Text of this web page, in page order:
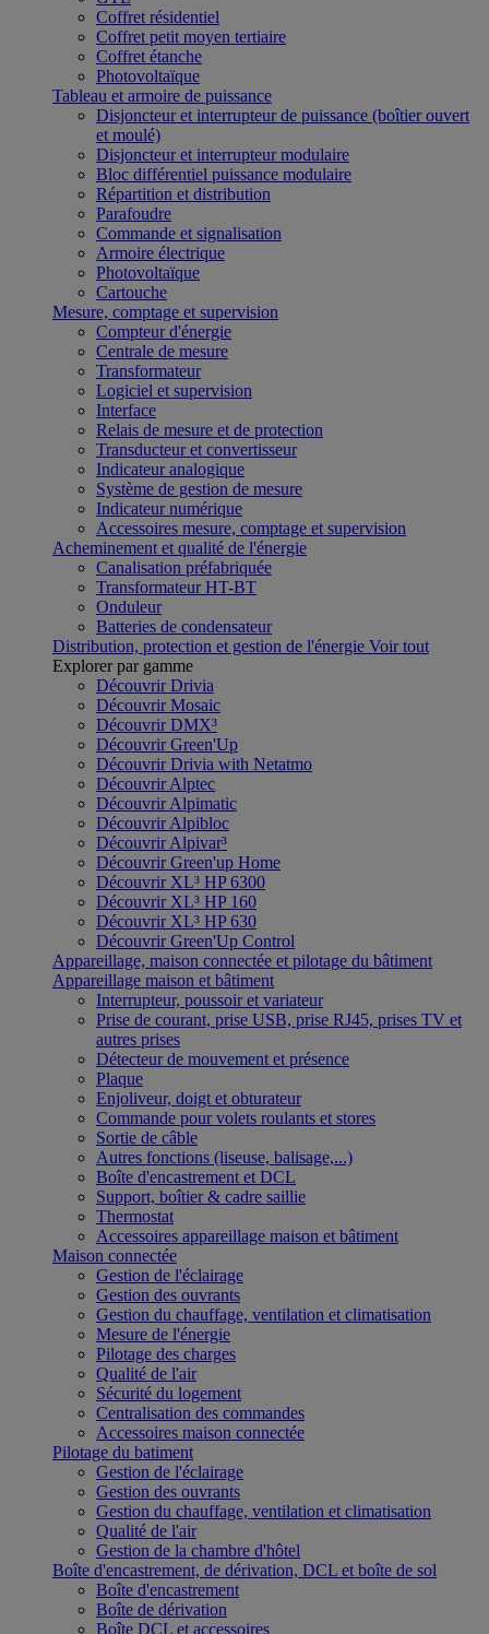
Coffret résidentiel
Coffret petit moyen tertiaire
Coffret étanche
Photovoltaïque
Tableau et armoire de puissance
Disjoncteur et interrupteur de puissance (boîtier ouvert
et moulé)
Disjoncteur et interrupteur modulaire
Bloc différentiel puissance modulaire
Répartition et distribution
Parafoudre
Commande et signalisation
Armoire électrique
Photovoltaïque
Cartouche
Mesure, comptage et supervision
Compteur d'énergie
Centrale de mesure
Transformateur
Logiciel et supervision
Interface
Relais de mesure et de protection
Transducteur et convertisseur
Indicateur analogique
Système de gestion de mesure
Indicateur numérique
Accessoires mesure, comptage et supervision
Acheminement et qualité de l'énergie
Canalisation préfabriquée
Transformateur HT-BT
Onduleur
Batteries de condensateur
Distribution, protection et gestion de l'énergie Voir tout
Explorer par gamme
Découvrir Drivia
Découvrir Mosaic
Découvrir DMX³
Découvrir Green'Up
Découvrir Drivia with Netatmo
Découvrir Alptec
Découvrir Alpimatic
Découvrir Alpibloc
Découvrir Alpivar³
Découvrir Green'up Home
Découvrir XL³ HP 6300
Découvrir XL³ HP 160
Découvrir XL³ HP 630
Découvrir Green'Up Control
Appareillage, maison connectée et pilotage du bâtiment
Appareillage maison et bâtiment
Interrupteur, poussoir et variateur
Prise de courant, prise USB, prise RJ45, prises TV et
autres prises
Détecteur de mouvement et présence
Plaque
Enjoliveur, doigt et obturateur
Commande pour volets roulants et stores
Sortie de câble
Autres fonctions (liseuse, balisage,...)
Boîte d'encastrement et DCL
Support, boîtier & cadre saillie
Thermostat
Accessoires appareillage maison et bâtiment
Maison connectée
Gestion de l'éclairage
Gestion des ouvrants
Gestion du chauffage, ventilation et climatisation
Mesure de l'énergie
Pilotage des charges
Qualité de l'air
Sécurité du logement
Centralisation des commandes
Accessoires maison connectée
Pilotage du batiment
Gestion de l'éclairage
Gestion des ouvrants
Gestion du chauffage, ventilation et climatisation
Qualité de l'air
Gestion de la chambre d'hôtel
Boîte d'encastrement, de dérivation, DCL et boîte de sol
Boîte d'encastrement
Boîte de dérivation
Boîte DCL et accessoires